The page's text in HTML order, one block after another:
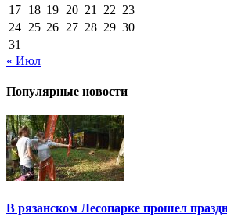
17 18 19 20 21 22 23
24 25 26 27 28 29 30
31
« Июл
Популярные новости
В рязанском Лесопарке прошел